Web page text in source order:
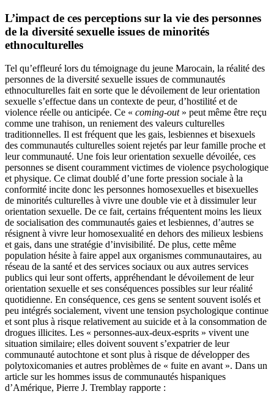
L’impact de ces perceptions sur la vie des personnes
de la diversité sexuelle issues de minorités
ethnoculturelles
Tel qu’effleuré lors du témoignage du jeune Marocain, la réalité des
personnes de la diversité sexuelle issues de communautés
ethnoculturelles fait en sorte que le dévoilement de leur orientation
sexuelle s’effectue dans un contexte de peur, d’hostilité et de
violence réelle ou anticipée. Ce « coming-out» peut même être reçu
comme une trahison, un reniement des valeurs culturelles
traditionnelles. Il est fréquent que les gais, lesbiennes et bisexuels
des communautés culturelles soient rejetés par leur famille proche et
leur communauté. Une fois leur orientation sexuelle dévoilée, ces
personnes se disent couramment victimes de violence psychologique
et physique. Ce climat doublé d’une forte pression sociale à la
conformité incite donc les personnes homosexuelles et bisexuelles
de minorités culturelles à vivre une double vie et à dissimuler leur
orientation sexuelle. De ce fait, certains fréquentent moins les lieux
de socialisation des communautés gaies et lesbiennes, d’autres se
résignent à vivre leur homosexualité en dehors des milieux lesbiens
et gais, dans une stratégie d’invisibilité. De plus, cette même
population hésite à faire appel aux organismes communautaires, au
réseau de la santé et des services sociaux ou aux autres services
publics qui leur sont offerts, appréhendant le dévoilement de leur
orientation sexuelle et ses conséquences possibles sur leur réalité
quotidienne. En conséquence, ces gens se sentent souvent isolés et
peu intégrés socialement, vivent une tension psychologique continue
et sont plus à risque relativement au suicide et à la consommation de
drogues illicites. Les « personnes-aux-deux-esprits » vivent une
situation similaire; elles doivent souvent s’expatrier de leur
communauté autochtone et sont plus à risque de développer des
polytoxicomanies et autres problèmes de « fuite en avant ». Dans un
article sur les hommes issus de communautés hispaniques
d’Amérique, Pierre J. Tremblay rapporte :